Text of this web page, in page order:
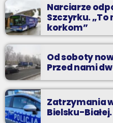
Narciarze
Szczyrku. „To
korkom”
Od soboty
Przed nami
Zatrzymania
Bielsku-